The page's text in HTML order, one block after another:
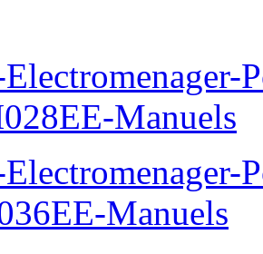
Manuels
Manuels